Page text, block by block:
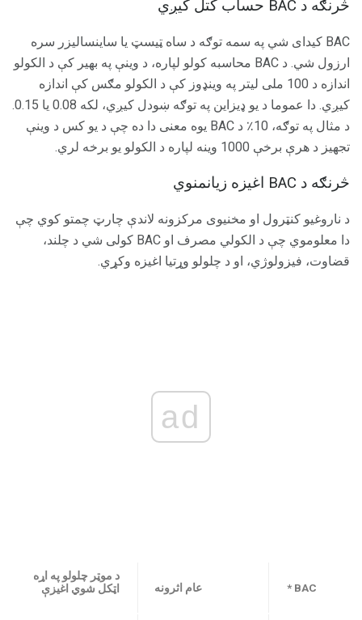
څرنګه د BAC حساب کتل کیږي
BAC کیدای شي په سمه توګه د ساه ټیسټ یا ساینساليزر سره
ارزول شي. د BAC محاسبه کولو لپاره، د وینې په بهیر کې د الکولو
اندازه د 100 ملی لیتر په وینډوز کې د الکولو مګس کې اندازه
کیږي. دا عموما د یو ډیزاین په توګه ښودل کیږي، لکه 0.08 یا 0.15.
د مثال په توګه، 10٪ د BAC یوه معنی دا ده چې د یو کس د وینې
تجهیز د هرې برخې 1000 وینه لپاره د الکولو یو برخه لري.
څرنګه د BAC اغیزه زیانمنوي
د ناروغیو کنټرول او مخنیوی مرکزونه لاندې چارټ چمتو کوي چې
دا معلوموي چې د الکولي مصرف او BAC کولی شي د چلند،
قضاوت، فیزولوژي، او د چلولو وړتیا اغیزه وکړي.
ad
BAC * عام اثرونه
د موټر چلولو په اړه
اټکل شوي اغیزې